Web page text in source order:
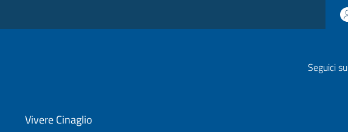
Seguici su
Vivere Cinaglio